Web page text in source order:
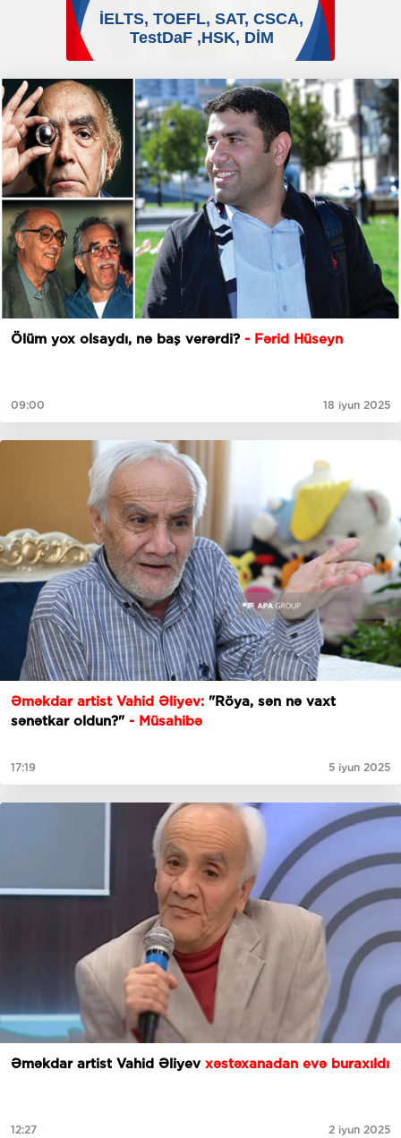
Ölüm yox olsaydı, nə baş verərdi? - Fərid Hüseyn
09:00 18 iyun 2025
Əməkdar artist Vahid Əliyev: "Röya, sən nə vaxt
sənətkar oldun?" - Müsahibə
17:19 5 iyun 2025
Əməkdar artist Vahid Əliyev xəstəxanadan evə buraxıldı
12:27 2 iyun 2025